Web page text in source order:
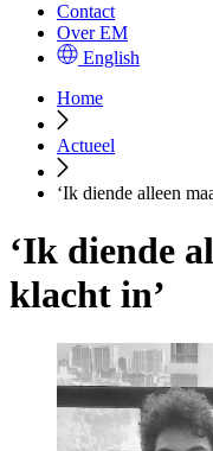
Contact
Over EM
English
Home
Actueel
‘Ik diende alleen
‘Ik diende
klacht in’